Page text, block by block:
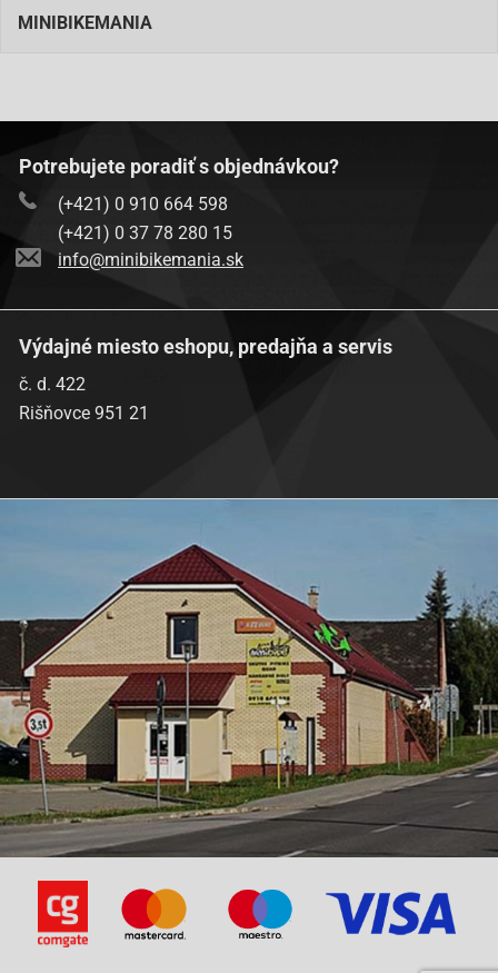
MINIBIKEMANIA
Potrebujete poradiť s objednávkou?
(+421) 0 910 664 598
(+421) 0 37 78 280 15
info@minibikemania.sk
Výdajné miesto eshopu, predajňa a servis
č. d. 422
Rišňovce 951 21